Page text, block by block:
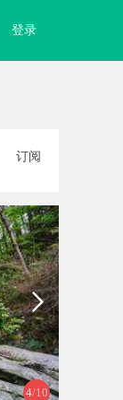
登录
订阅
4/10